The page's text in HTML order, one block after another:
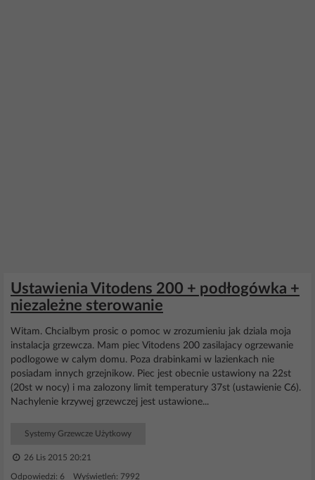
Ustawienia Vitodens 200 + podłogówka +
niezależne sterowanie
Witam. Chcialbym prosic o pomoc w zrozumieniu jak dziala moja
instalacja grzewcza. Mam piec Vitodens 200 zasilajacy ogrzewanie
podlogowe w calym domu. Poza drabinkami w lazienkach nie
posiadam innych grzejnikow. Piec jest obecnie ustawiony na 22st
(20st w nocy) i ma zalozony limit temperatury 37st (ustawienie C6).
Nachylenie krzywej grzewczej jest ustawione...
Systemy Grzewcze Użytkowy
26 Lis 2015 20:21
Odpowiedzi: 6 Wyświetleń: 7992